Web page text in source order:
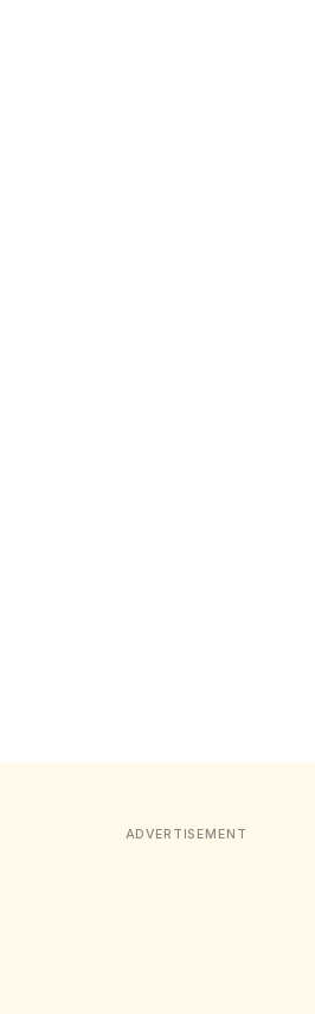
ADVERTISEMENT